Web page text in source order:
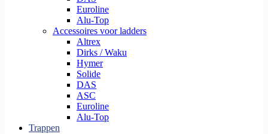
Euroline
Alu-Top
Accessoires voor ladders
Altrex
Dirks / Waku
Hymer
Solide
DAS
ASC
Euroline
Alu-Top
Trappen